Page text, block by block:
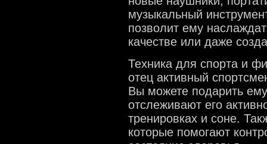
музыкальный
позволит ему
качестве или даже
Техника для спорта и
отец активный
Вы можете подарить
отслеживают его
тренировках и соне.
которые помогают